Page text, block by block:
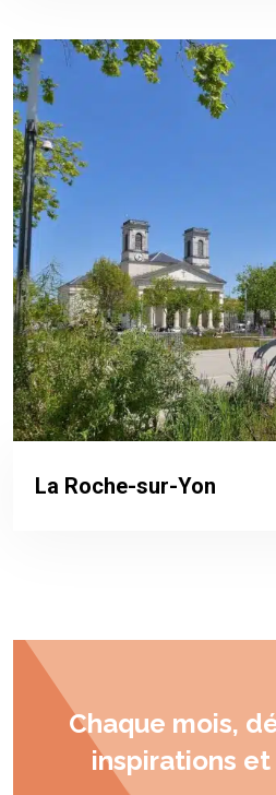
La Roche-sur-Yon
Chaque mois,
inspirations